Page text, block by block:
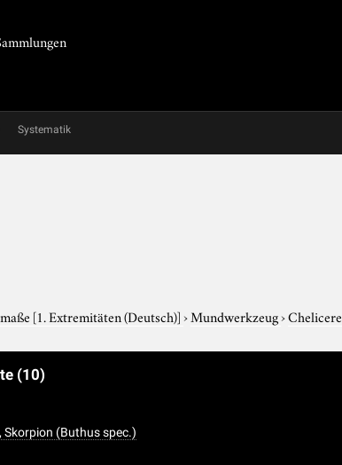
Systematik
[1. Extremitäten (Deutsch)]›Mundwerkzeug›Chelicere
(10)
Skorpion (Buthus spec.)